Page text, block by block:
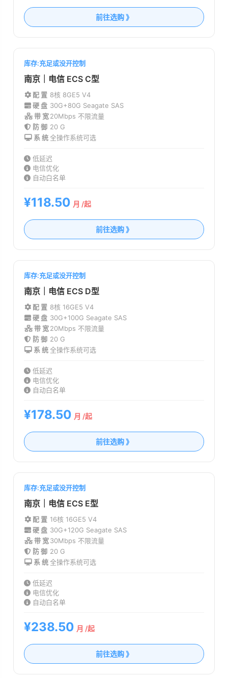
前往选购 》
库存:充足或没开控制
南京｜电信 ECS C型
配 置 8核 8GE5 V4
硬 盘 30G+80G Seagate SAS
带 宽20Mbps 不限流量
防 御 20 G
系 统 全操作系统可选
低延迟
电信优化
自动白名单
¥118.50 月 /起
前往选购 》
库存:充足或没开控制
南京｜电信 ECS D型
配 置 8核 16GE5 V4
硬 盘 30G+100G Seagate SAS
带 宽20Mbps 不限流量
防 御 20 G
系 统 全操作系统可选
低延迟
电信优化
自动白名单
¥178.50 月 /起
前往选购 》
库存:充足或没开控制
南京｜电信 ECS E型
配 置 16核 16GE5 V4
硬 盘 30G+120G Seagate SAS
带 宽30Mbps 不限流量
防 御 20 G
系 统 全操作系统可选
低延迟
电信优化
自动白名单
¥238.50 月 /起
前往选购 》